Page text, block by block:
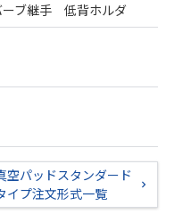
ブ継手 低背ホルダ
空パッドスタンダード
イプ注文形式一覧